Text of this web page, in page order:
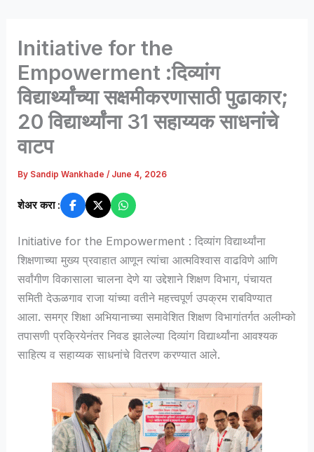
Initiative for the
Empowerment :दिव्यांग
विद्यार्थ्यांच्या सक्षमीकरणासाठी पुढाकार;
20 विद्यार्थ्यांना 31 सहाय्यक साधनांचे
वाटप
By Sandip Wankhade/ June 4, 2026
शेअर करा :
Initiative for the Empowerment : दिव्यांग विद्यार्थ्यांना
शिक्षणाच्या मुख्य प्रवाहात आणून त्यांचा आत्मविश्वास वाढविणे आणि
सर्वांगीण विकासाला चालना देणे या उद्देशाने शिक्षण विभाग, पंचायत
समिती देऊळगाव राजा यांच्या वतीने महत्त्वपूर्ण उपक्रम राबविण्यात
आला. समग्र शिक्षा अभियानाच्या समावेशित शिक्षण विभागांतर्गत अलीम्को
तपासणी प्रक्रियेनंतर निवड झालेल्या दिव्यांग विद्यार्थ्यांना आवश्यक
साहित्य व सहाय्यक साधनांचे वितरण करण्यात आले.